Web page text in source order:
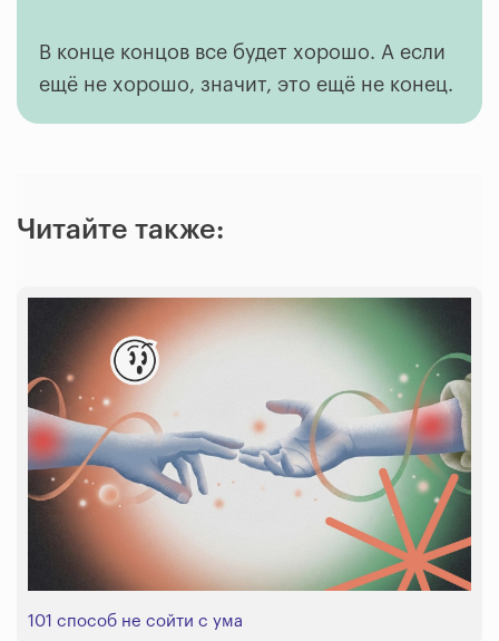
В конце концов все будет хорошо. А если
ещё не хорошо, значит, это ещё не конец.
Читайте также:
101 способ не сойти с ума